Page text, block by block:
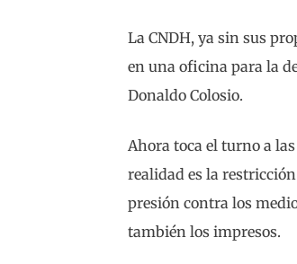
La CNDH, ya sin sus
en una oficina para la
Donaldo Colosio.
Ahora toca el turno a
realidad es la
presión contra los
también los impresos.